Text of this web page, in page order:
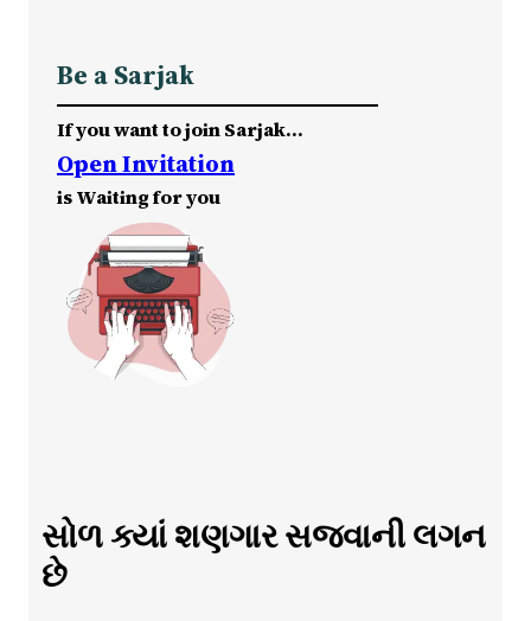
Be a Sarjak
If you want to join Sarjak…
Open Invitation
is Waiting for you
સોળ ક્યાં શણગાર સજવાની લગન
છે